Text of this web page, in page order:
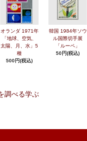
オランダ 1971年
「地球、空気、
太陽、月、水」5
種
500円(税込)
韓国 1984年ソウ
ル国際切手展
「ルーペ」
50円(税込)